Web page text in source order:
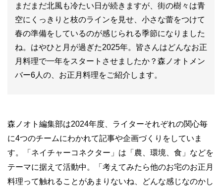
まだまだ北風も冷たい日が続きますが、街の樹々は青
空にくっきりと枝のラインを見せ、小さな蕾をつけて
春の準備をしているのが感じられる季節になりました
ね。はやひと月が過ぎた2025年。皆さんはどんなお正
月料理で一年をスタートさせましたか？森ノオトメン
バー6人の、お正月料理をご紹介します。
森ノオト編集部は2024年度、ライターそれぞれの関心毎
に4つのチームにわかれて記事や企画づくりをしていま
す。「ネイチャーコネクター」は「農、環境、食」などを
テーマに据えて活動中。「考えてみたら他のお宅のお正月
料理って触れることがあまりないね、どんな感じなのかし